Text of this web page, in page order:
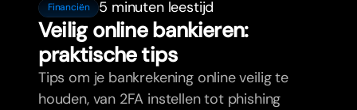
Financiën 5 minuten leestijd
Veilig online bankieren:
praktische tips
Tips om je bankrekening online veilig te
houden, van 2FA instellen tot phishing